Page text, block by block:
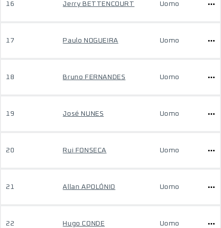
16 Jerry BETTENCOURT Uomo
17 Paulo NOGUEIRA Uomo
18 Bruno FERNANDES Uomo
19 José NUNES Uomo
20 Rui FONSECA Uomo
21 Allan APOLÓNIO Uomo
22 Hugo CONDE Uomo